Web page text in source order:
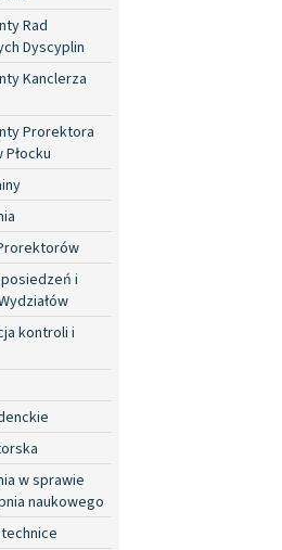
Rad
Dyscyplin
Kanclerza
Prorektora
Płocku
i
kontroli i
w sprawie
naukowego